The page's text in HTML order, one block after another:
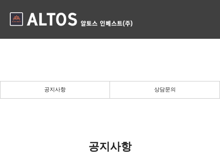
공지사항 상담문의
공지사항